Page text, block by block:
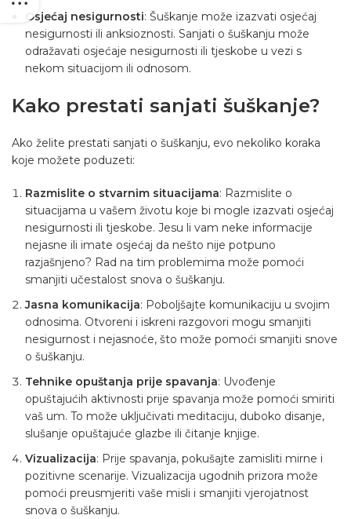
Osjećaj nesigurnosti: Šuškanje može izazvati osjećaj
nesigurnosti ili anksioznosti. Sanjati o šuškanju može
odražavati osjećaje nesigurnosti ili tjeskobe u vezi s
nekom situacijom ili odnosom.
Kako prestati sanjati šuškanje?
Ako želite prestati sanjati o šuškanju, evo nekoliko koraka
koje možete poduzeti:
Razmislite o stvarnim situacijama: Razmislite o
situacijama u vašem životu koje bi mogle izazvati osjećaj
nesigurnosti ili tjeskobe. Jesu li vam neke informacije
nejasne ili imate osjećaj da nešto nije potpuno
razjašnjeno? Rad na tim problemima može pomoći
smanjiti učestalost snova o šuškanju.
Jasna komunikacija: Poboljšajte komunikaciju u svojim
odnosima. Otvoreni i iskreni razgovori mogu smanjiti
nesigurnost i nejasnoće, što može pomoći smanjiti snove
o šuškanju.
Tehnike opuštanja prije spavanja: Uvođenje
opuštajućih aktivnosti prije spavanja može pomoći smiriti
vaš um. To može uključivati meditaciju, duboko disanje,
slušanje opuštajuće glazbe ili čitanje knjige.
Vizualizacija: Prije spavanja, pokušajte zamisliti mirne i
pozitivne scenarije. Vizualizacija ugodnih prizora može
pomoći preusmjeriti vaše misli i smanjiti vjerojatnost
snova o šuškanju.